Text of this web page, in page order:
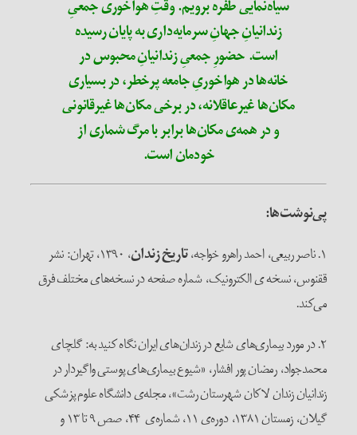
سیاه‌نمایی طفره برویم. وقتِ هواخوری جمعیِ
زندانیانِ جهانِ سرمایه‌داری به پایان رسیده
است. حضورِ جمعیِ زندانیانِ محبوس در
خانه‌ها در هواخوریِ جامعه‌ پرخطر، در بسیاری
مکان‌ها غیرعاقلانه، در برخی مکان‌ها غیرقانونی
و در همه‌ی مکان‌ها برابر با مرگ شماری از
خودمان است.
پی‌نوشت‌ها:
۱. ناصر ربیعی، احمد راهرو خواجه،
تاریخ زندان
، ۱۳۹۰، تهران: نشر
ققنوس، نسخه ی الکترونیک، شماره صفحه در نسخه‌های مختلف فرق
می‌کند.
۲. در مورد بیماری‌های شایع در زندان‌های ایران نگاه کنید به: گلچای
محمدجواد، رمضان پور افشار، «شیوع‌ بیماری‌های‌ پوستی‌ واگیردار در
زندانیان‌ زندان‌ لاکان‌ شهرستان ‌رشت»، مجله‌ی دانشگاه علوم پزشکی
گیلان، زمستان ۱۳۸۱، دوره‌ی ۱۱، شماره‌ی ۴۴، صص ۹ تا ۱۳ و